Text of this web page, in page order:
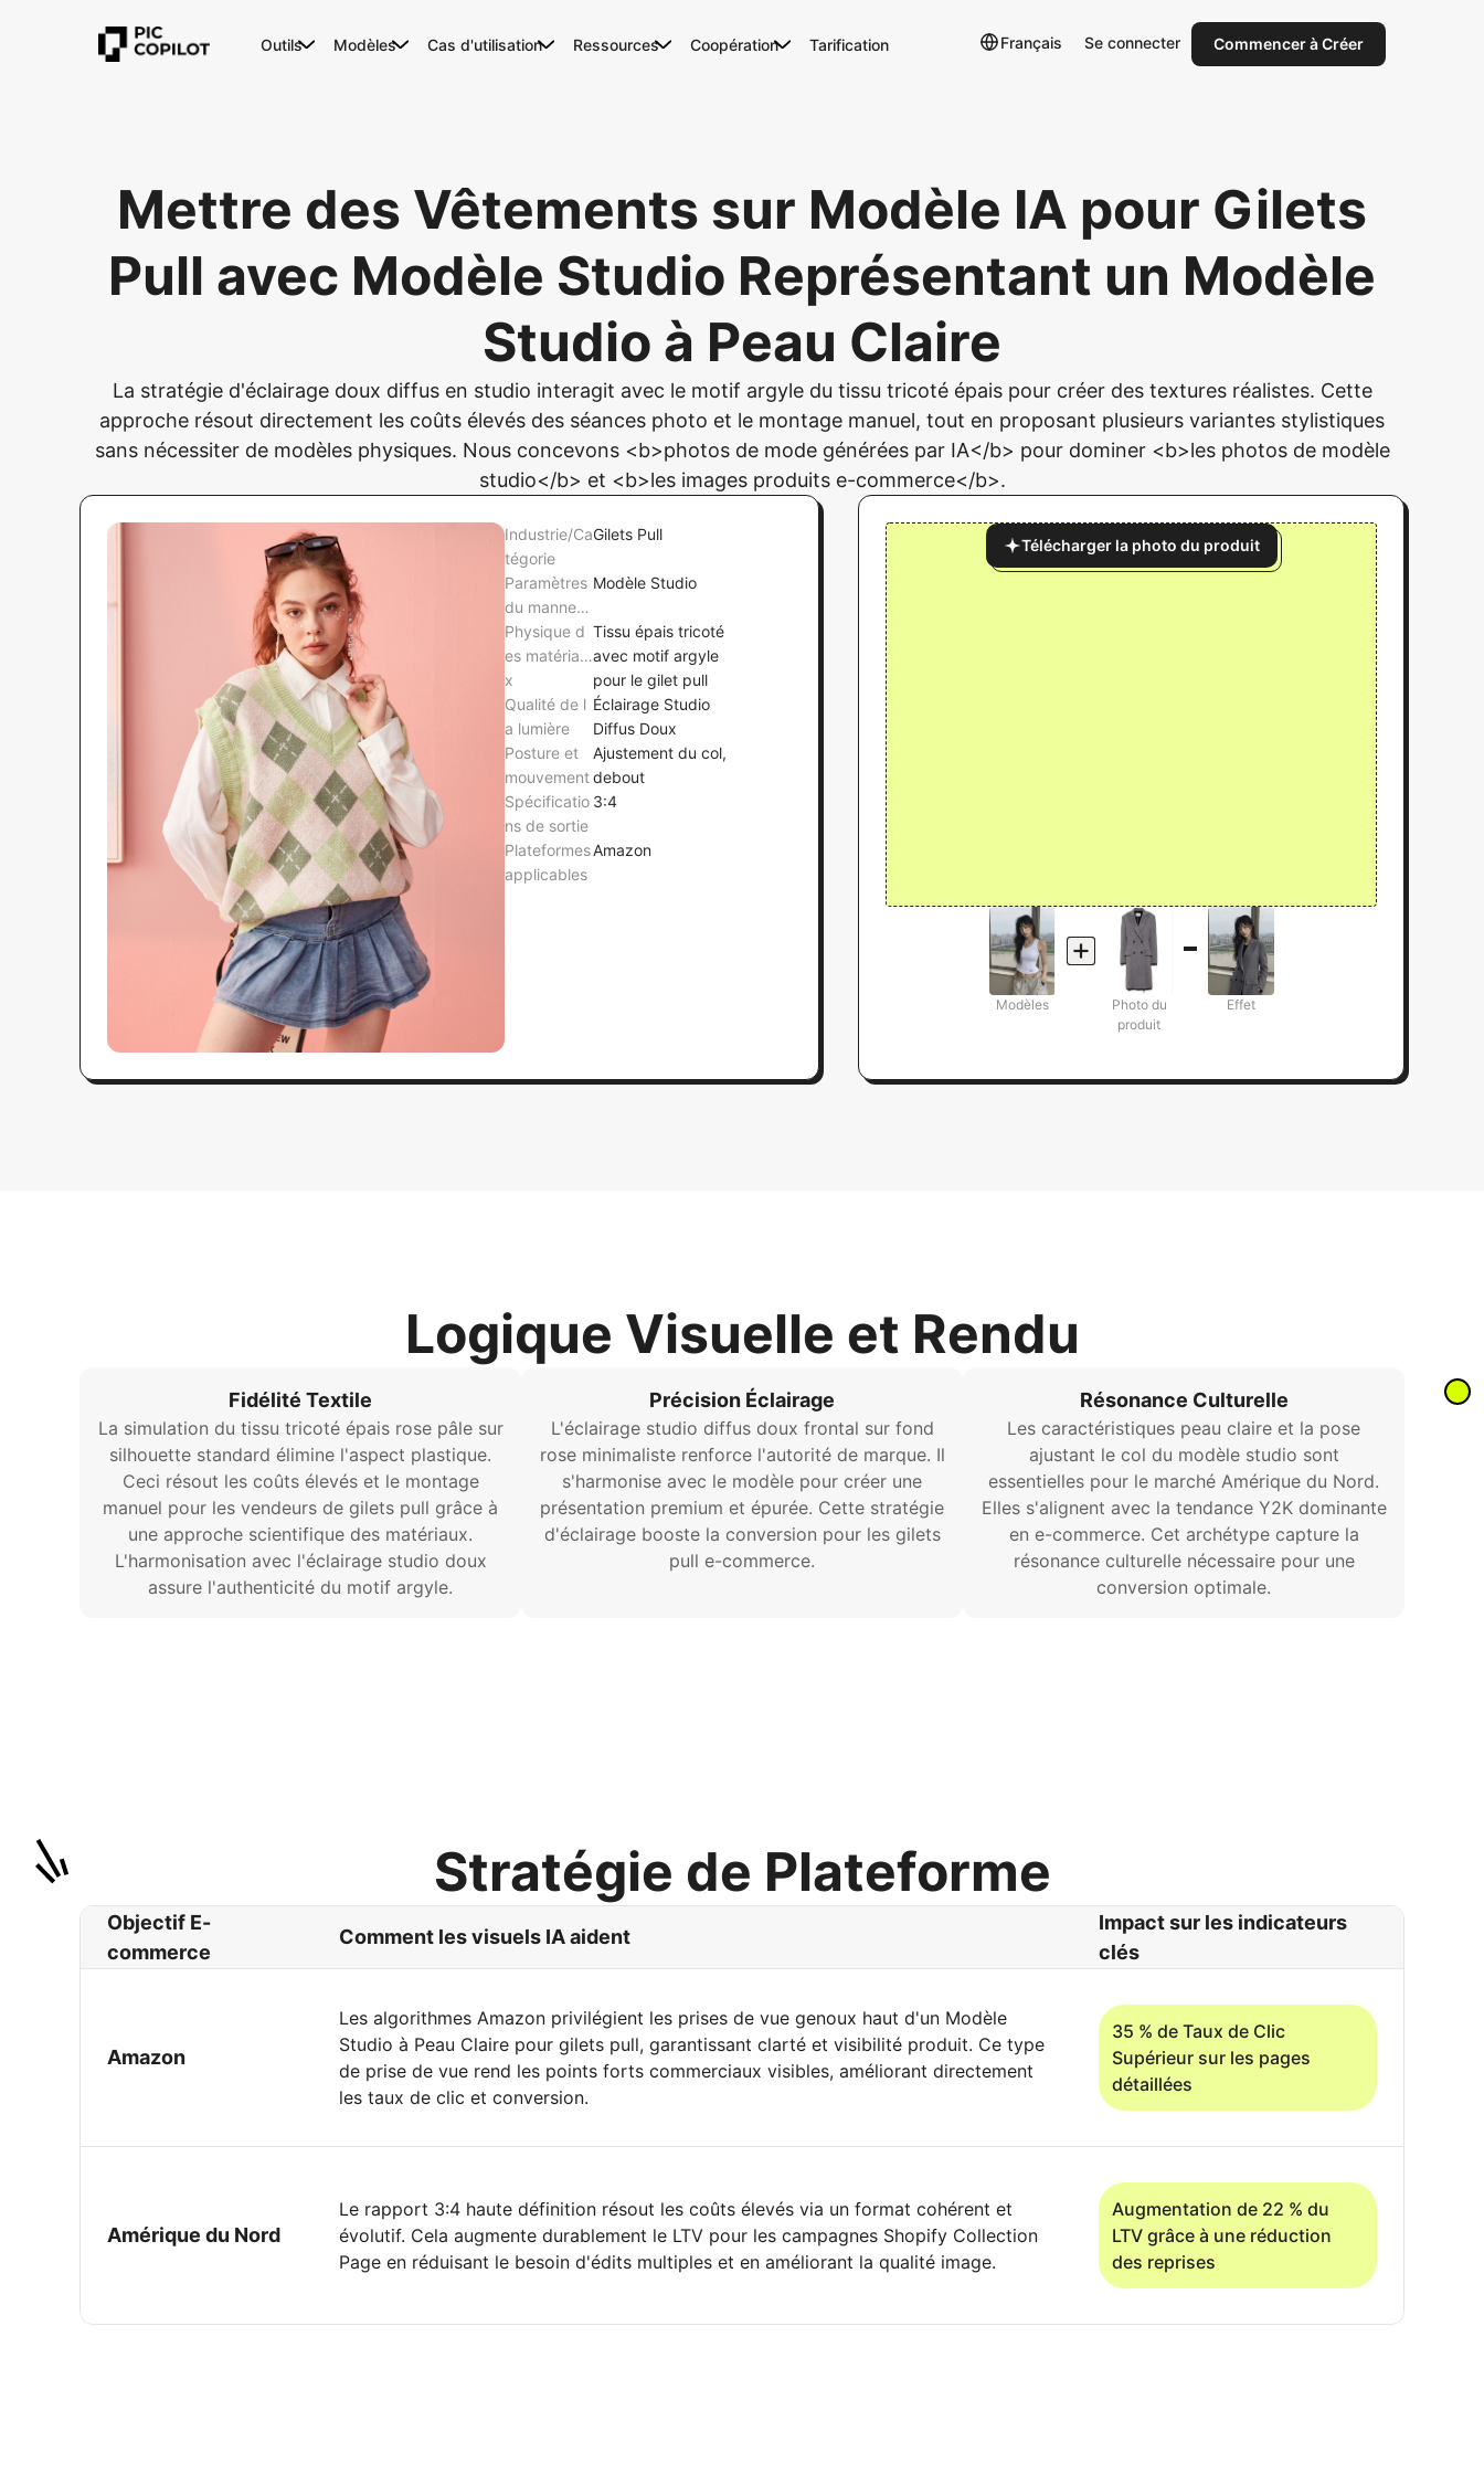
Outils Modèles Cas d'utilisation Ressources Coopération Tarification Français Se connecter Commencer à Créer
Mettre des Vêtements sur Modèle IA pour Gilets
Pull avec Modèle Studio Représentant un Modèle
Studio à Peau Claire
La stratégie d'éclairage doux diffus en studio interagit avec le motif argyle du tissu tricoté épais pour créer des textures réalistes. Cette
approche résout directement les coûts élevés des séances photo et le montage manuel, tout en proposant plusieurs variantes stylistiques
sans nécessiter de modèles physiques. Nous concevons <b>photos de mode générées par IA</b> pour dominer <b>les photos de modèle
studio</b> et <b>les images produits e-commerce</b>.
Industrie/Ca
tégorie
Gilets Pull
Paramètres
du manneq
uin
Modèle Studio
Physique d
es matériau
x
Tissu épais tricoté
avec motif argyle
pour le gilet pull
Qualité de l
a lumière
Éclairage Studio
Diffus Doux
Posture et
mouvement
Ajustement du col,
debout
Spécificatio
ns de sortie
3:4
Plateformes
applicables
Amazon
Télécharger la photo du produit
Modèles
Photo du
produit
Effet
Logique Visuelle et Rendu
Fidélité Textile
La simulation du tissu tricoté épais rose pâle sur
silhouette standard élimine l'aspect plastique.
Ceci résout les coûts élevés et le montage
manuel pour les vendeurs de gilets pull grâce à
une approche scientifique des matériaux.
L'harmonisation avec l'éclairage studio doux
assure l'authenticité du motif argyle.
Précision Éclairage
L'éclairage studio diffus doux frontal sur fond
rose minimaliste renforce l'autorité de marque. Il
s'harmonise avec le modèle pour créer une
présentation premium et épurée. Cette stratégie
d'éclairage booste la conversion pour les gilets
pull e-commerce.
Résonance Culturelle
Les caractéristiques peau claire et la pose
ajustant le col du modèle studio sont
essentielles pour le marché Amérique du Nord.
Elles s'alignent avec la tendance Y2K dominante
en e-commerce. Cet archétype capture la
résonance culturelle nécessaire pour une
conversion optimale.
Stratégie de Plateforme
Objectif E-
commerce
Comment les visuels IA aident
Impact sur les indicateurs
clés
Amazon
Les algorithmes Amazon privilégient les prises de vue genoux haut d'un Modèle
Studio à Peau Claire pour gilets pull, garantissant clarté et visibilité produit. Ce type
de prise de vue rend les points forts commerciaux visibles, améliorant directement
les taux de clic et conversion.
35 % de Taux de Clic
Supérieur sur les pages
détaillées
Amérique du Nord
Le rapport 3:4 haute définition résout les coûts élevés via un format cohérent et
évolutif. Cela augmente durablement le LTV pour les campagnes Shopify Collection
Page en réduisant le besoin d'édits multiples et en améliorant la qualité image.
Augmentation de 22 % du
LTV grâce à une réduction
des reprises